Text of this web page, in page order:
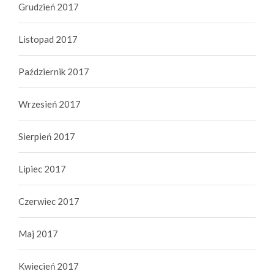
Grudzień 2017
Listopad 2017
Październik 2017
Wrzesień 2017
Sierpień 2017
Lipiec 2017
Czerwiec 2017
Maj 2017
Kwiecień 2017